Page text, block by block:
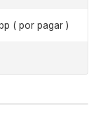
( por pagar )